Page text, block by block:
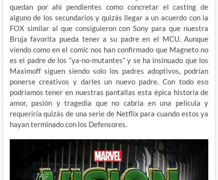
quedan por ahí pendientes como concretar el casting de
alguno de los secundarios y quizás llegar a un acuerdo con la
FOX similar al que consiguieron con Sony para que nuestra
Bruja favorita pueda tener a su padre en el MCU. Aunque
viendo como en el comic nos han confirmado que Magneto no
es el padre de los “ya-no-mutantes” y se ha insinuado que los
Maximoff siguen siendo solo los padres adoptivos, podrían
ponerse creativos y darles un nuevo padre. Con todo eso
podríamos tener en nuestras pantallas esta épica historia de
amor, pasión y tragedia que no cabria en una película y
requeriría quizás de una serie de Netflix para cuando estos ya
hayan terminado con los Defensores.